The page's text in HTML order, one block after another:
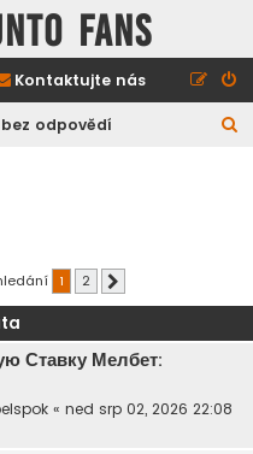
FANS
Kontaktujte nás
odpovědí
1 2
Ставку Мелбет:
« ned srp 02, 2026 22:08